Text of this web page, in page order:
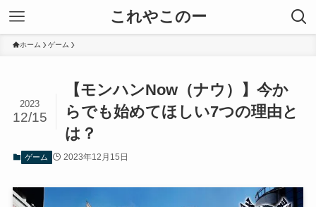
これやこのー
ホーム ゲーム
【モンハンNow（ナウ）】今か
らでも始めてほしい7つの理由と
は？
2023
12/15
ゲーム 2023年12月15日